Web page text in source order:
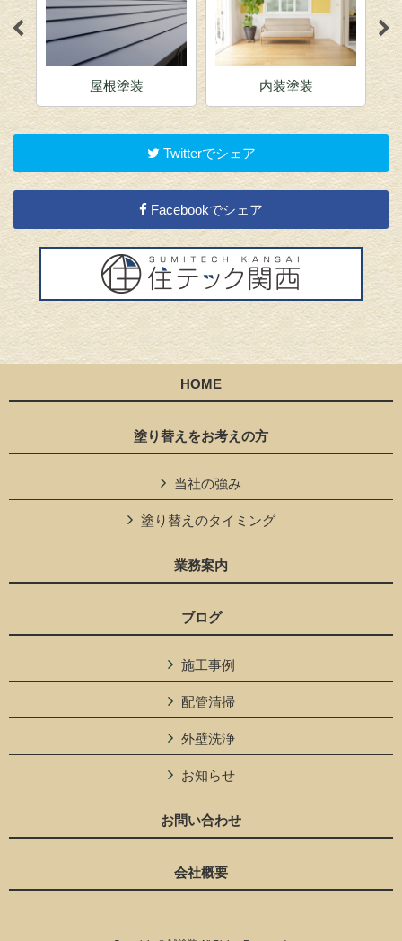
屋根塗装 内装塗装 店舗塗
Twitterでシェア
Facebookでシェア
HOME
塗り替えをお考えの方
当社の強み
塗り替えのタイミング
業務案内
ブログ
施工事例
配管清掃
外壁洗浄
お知らせ
お問い合わせ
会社概要